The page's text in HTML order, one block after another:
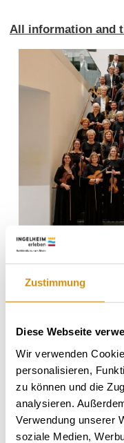
Zustimmung
Diese Webseite
Wir verwenden
personalisieren,
zu können und die
analysieren.
Verwendung unserer
soziale Medien,
All information and
VENUE
CONTACT
MORE